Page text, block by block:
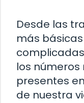
Desde las
más
los
presentes
de nuestra